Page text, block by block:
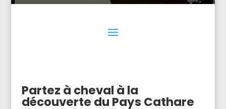
Partez à cheval à la
découverte du Pays Cathare